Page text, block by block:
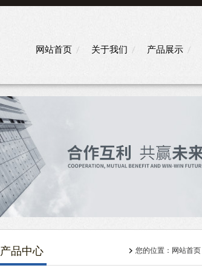
网站首页 关于我们 产品展示
产品中心 您的位置： 网站首页